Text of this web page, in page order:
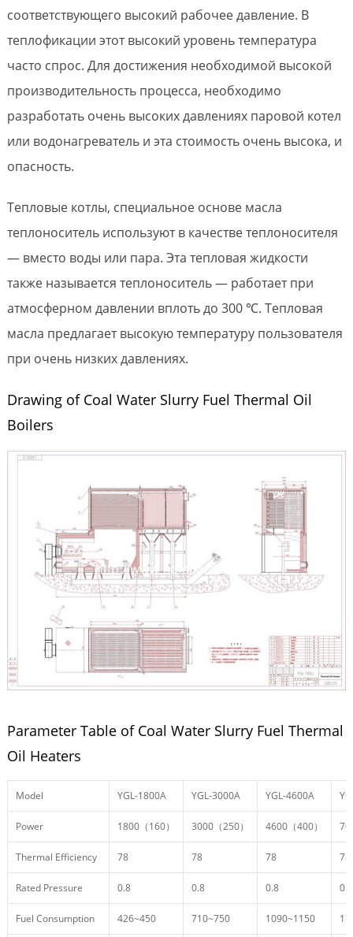
соответствующего высокий рабочее давление. В
теплофикации этот высокий уровень температура
часто спрос. Для достижения необходимой высокой
производительность процесса, необходимо
разработать очень высоких давлениях паровой котел
или водонагреватель и эта стоимость очень высока, и
опасность.
Тепловые котлы, специальное основе масла
теплоноситель используют в качестве теплоносителя
— вместо воды или пара. Эта тепловая жидкости
также называется теплоноситель — работает при
атмосферном давлении вплоть до 300 ℃. Тепловая
масла предлагает высокую температуру пользователя
при очень низких давлениях.
Drawing of Coal Water Slurry Fuel Thermal Oil
Boilers
Parameter Table of Coal Water Slurry Fuel Thermal
Oil Heaters
Model YGL-1800A YGL-3000A YGL-4600A
Power 1800（160） 3000（250） 4600（400）
Thermal Efficiency 78 78 78 78
Rated Pressure 0.8 0.8 0.8 0.8
Fuel Consumption 426~450 710~750 1090~1150